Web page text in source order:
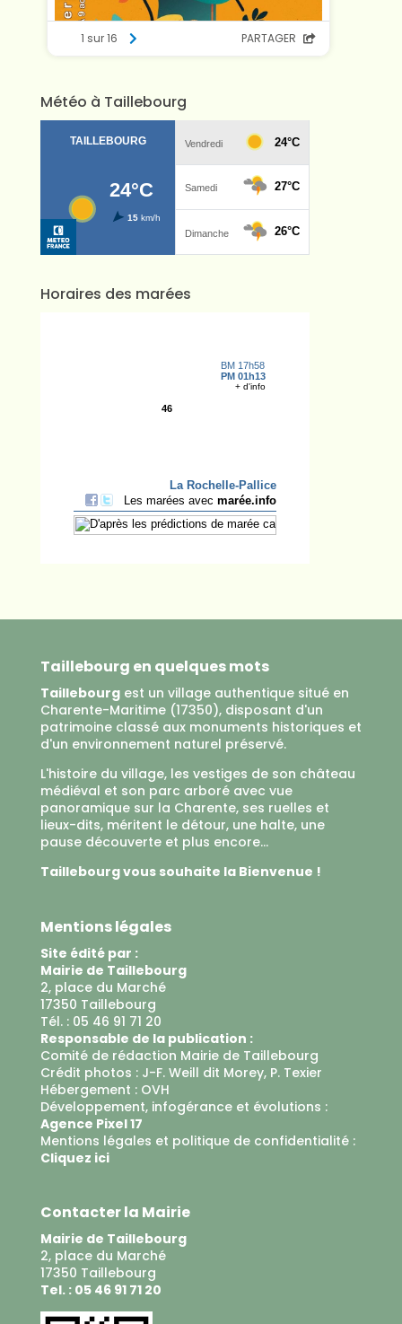
Météo à Taillebourg
Horaires des marées
Taillebourg en quelques mots
Taillebourgest un village authentique situé en
Charente-Maritime (17350), disposant d'un
patrimoine classé aux monuments historiques et
d'un environnement naturel préservé.
L'histoire du village, les vestiges de son château
médiéval et son parc arboré avec vue
panoramique sur la Charente, ses ruelles et
lieux-dits, méritent le détour, une halte, une
pause découverte et plus encore...
Taillebourg vous souhaite la Bienvenue !
Mentions légales
Site édité par :
Mairie de Taillebourg
2, place du Marché
17350 Taillebourg
Tél. : 05 46 91 71 20
Responsable de la publication :
Comité de rédaction Mairie de Taillebourg
Crédit photos : J-F. Weill dit Morey, P. Texier
Hébergement : OVH
Développement, infogérance et évolutions :
Agence Pixel 17
Mentions légales et politique de confidentialité :
Cliquez ici
Contacter la Mairie
Mairie de Taillebourg
2, place du Marché
17350 Taillebourg
Tel. : 05 46 91 71 20